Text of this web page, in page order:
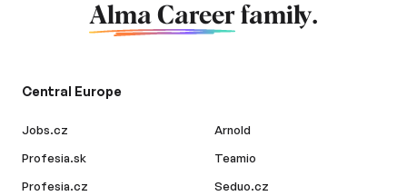
Alma Career family.
Central Europe
Jobs.cz
Profesia.sk
Profesia.cz
Arnold
Teamio
Seduo.cz